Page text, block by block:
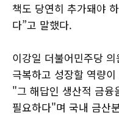
책도 당연히 추가돼야
다”고 말했다.
이강일 더불어민주당
극복하고 성장할 역량
"그 해답인 생산적 금융
필요하다"며 국내 금산